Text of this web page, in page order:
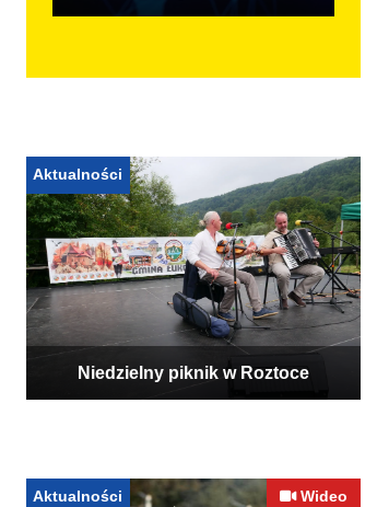
Aktualności
Niedzielny piknik w Roztoce
Aktualności Wideo